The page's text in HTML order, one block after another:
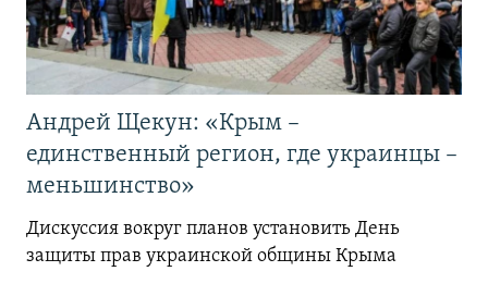
Андрей Щекун: «Крым –
единственный регион, где украинцы –
меньшинство»
Дискуссия вокруг планов установить День
защиты прав украинской общины Крыма